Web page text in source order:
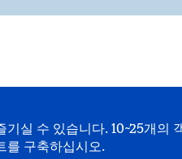
실 수 있습니다. 10~25개의
를 구축하십시오.